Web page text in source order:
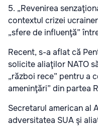
5. „Revenirea
contextul crizei
„sfere de influenţă”
Recent, s-a aflat că
solicite aliaţilor NATO
„război rece” pentru a
ameninţări” din partea
Secretarul american al
adversitatea SUA şi